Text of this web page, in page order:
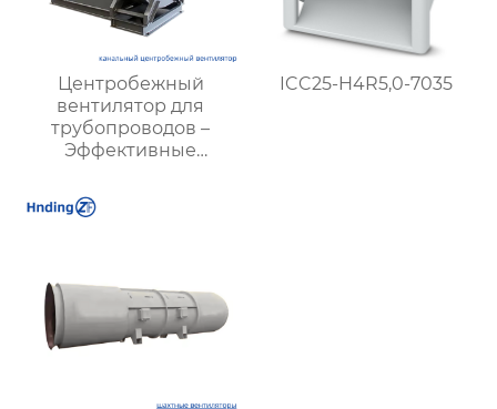
Центробежный
вентилятор для
трубопроводов –
Эффективные
вентиляции |
Hengding
ICC25-H4R5,0-7035